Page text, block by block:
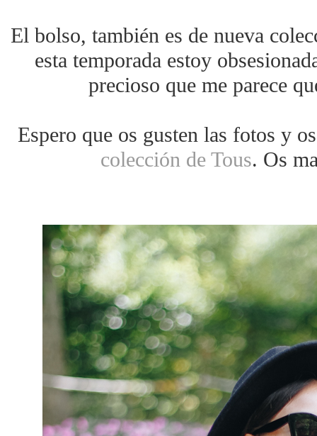
El bolso, también es de nueva
esta temporada estoy
precioso que me parece
Espero que os gusten las fotos y
colección de Tous. Os